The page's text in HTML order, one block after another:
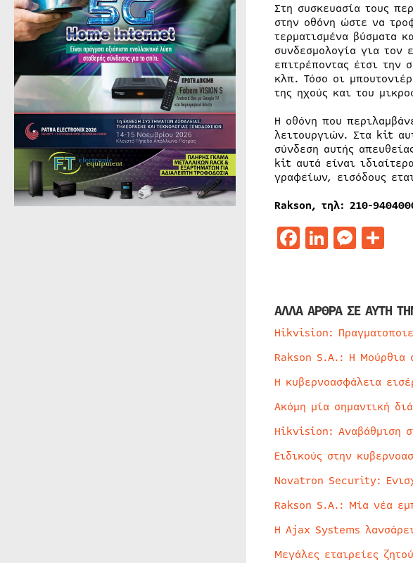
Στη συσκευασία τους
στην οθόνη ώστε να
τερματισμένα βύσματα
συνδεσμολογία για τον
επιτρέποντας έτσι την
κλπ. Τόσο οι
της ηχούς και του
Η οθόνη που
λειτουργιών. Στα kit
σύνδεση αυτής
kit αυτά είναι
γραφείων, εισόδους
Rakson, τηλ: 210-
Facebook
LinkedIn
ΑΛΛΑ ΑΡΘΡΑ ΣΕ ΑΥΤΗ
Hikvision:
Rakson S.A.: Η Μούρθια
Η κυβερνοασφάλεια
Ακόμη μία σημαντική
Hikvision: Αναβάθμιση
Ειδικούς στην
Novatron Security:
Rakson S.A.: Μία νέα
Η Ajax Systems
Μεγάλες εταιρείες